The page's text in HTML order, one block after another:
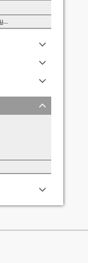
Escuela Nacional de Ciencias Químicas